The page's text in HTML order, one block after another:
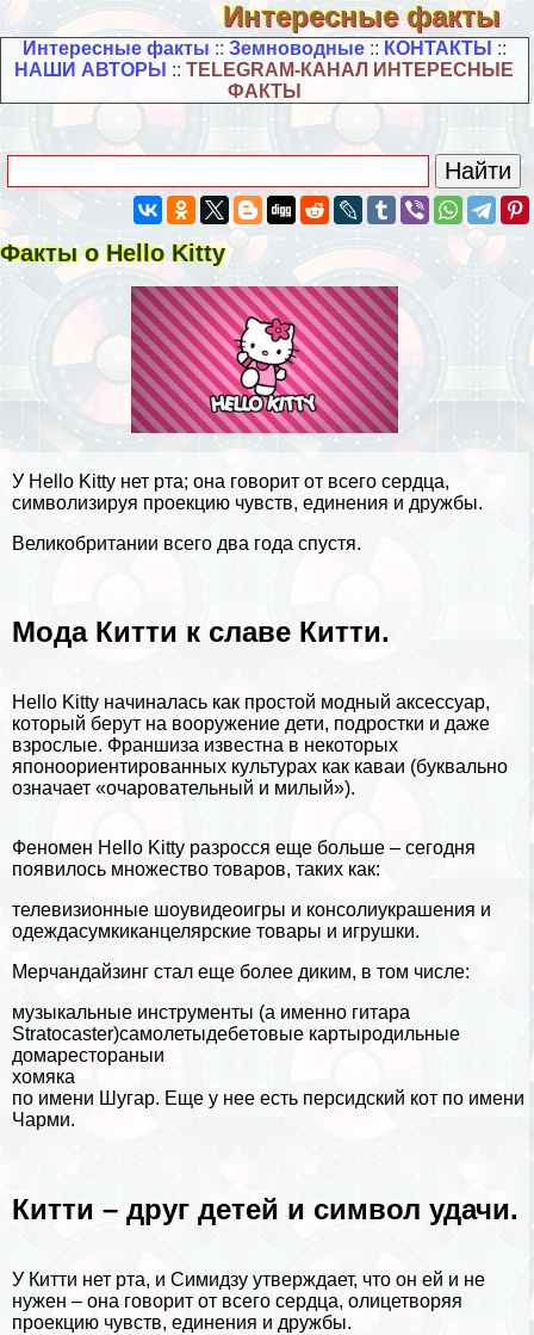
Интересные факты
Интересные факты :: Земноводные:: КОНТАКТЫ ::
НАШИ АВТОРЫ ::TELEGRAM-КАНАЛ ИНТЕРЕСНЫЕ
ФАКТЫ
Факты о Hello Kitty
У Hello Kitty нет рта; она говорит от всего сердца,
символизируя проекцию чувств, единения и дружбы.
Великобритании всего два года спустя.
Мода Китти к славе Китти.
Hello Kitty начиналась как простой модный аксессуар,
который берут на вооружение дети, подростки и даже
взрослые. Франшиза известна в некоторых
японоориентированных культурах как каваи (буквально
означает «очаровательный и милый»).
Феномен Hello Kitty разросся еще больше – сегодня
появилось множество товаров, таких как:
телевизионные шоувидеоигры и консолиукрашения и
одеждасумкиканцелярские товары и игрушки.
Мерчандайзинг стал еще более диким, в том числе:
музыкальные инструменты (а именно гитара
Stratocaster)самолетыдeбeтовые картыродильные
домарестораныи
хомяка
по имени Шугар. Еще у нее есть персидский кот по имени
Чарми.
Китти – друг детей и символ удачи.
У Китти нет рта, и Симидзу утверждает, что он ей и не
нужен – она говорит от всего сердца, олицетворяя
проекцию чувств, единения и дружбы.